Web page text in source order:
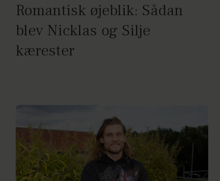
Romantisk øjeblik: Sådan
blev Nicklas og Silje
kærester